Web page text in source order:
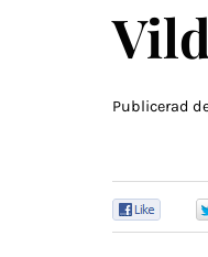
Publicerad